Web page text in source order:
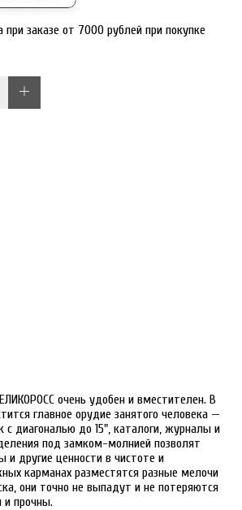
при заказе от 7000 рублей при покупке
очень удобен и вместителен. В
главное орудие занятого человека —
с диагональю до 15", каталоги, журналы и
под замком-молнией позволят
и другие ценности в чистоте и
карманах разместятся разные мелочи
они точно не выпадут и не потеряются
прочны.